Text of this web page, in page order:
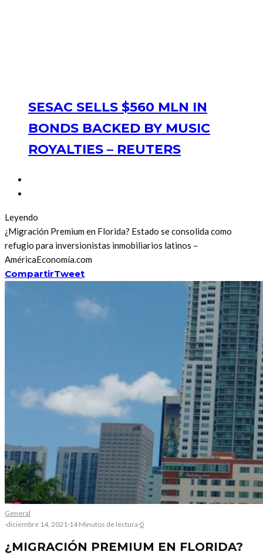
SESAC SELLS $560 MLN IN
BONDS BACKED BY MUSIC
ROYALTIES – REUTERS
Leyendo
¿Migración Premium en Florida? Estado se consolida como
refugio para inversionistas inmobiliarios latinos –
AméricaEconomía.com
CompartirTweet
General
·diciembre 14, 2021 ·14 Minutos de lectura·0
¿MIGRACIÓN PREMIUM EN FLORIDA?